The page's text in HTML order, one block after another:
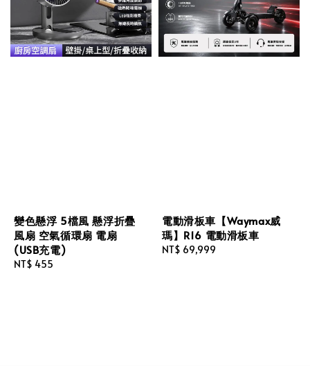
變色懸浮 5檔風 懸浮折疊
風扇 空氣循環扇 電扇
(USB充電)
Regular
NT$ 455
電動滑板車【Waymax威
瑪】R16 電動滑板車
Regular
NT$ 69,999